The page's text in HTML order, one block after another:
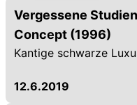
Vergessene
Concept (1996)
Kantige schwarze
12.6.2019